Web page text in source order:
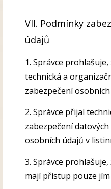
VII. Podmínky
údajů
1. Správce
technická a
zabezpečení
2. Správce přijal
zabezpečení
osobních údajů v
3. Správce
mají přístup pouze